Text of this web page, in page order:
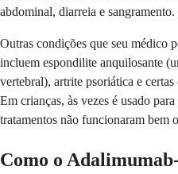
abdominal, diarreia e sangramento.
Outras condições que seu médico
incluem espondilite anquilosante
vertebral), artrite psoriática e
Em crianças, às vezes é usado
tratamentos não funcionaram bem
Como o